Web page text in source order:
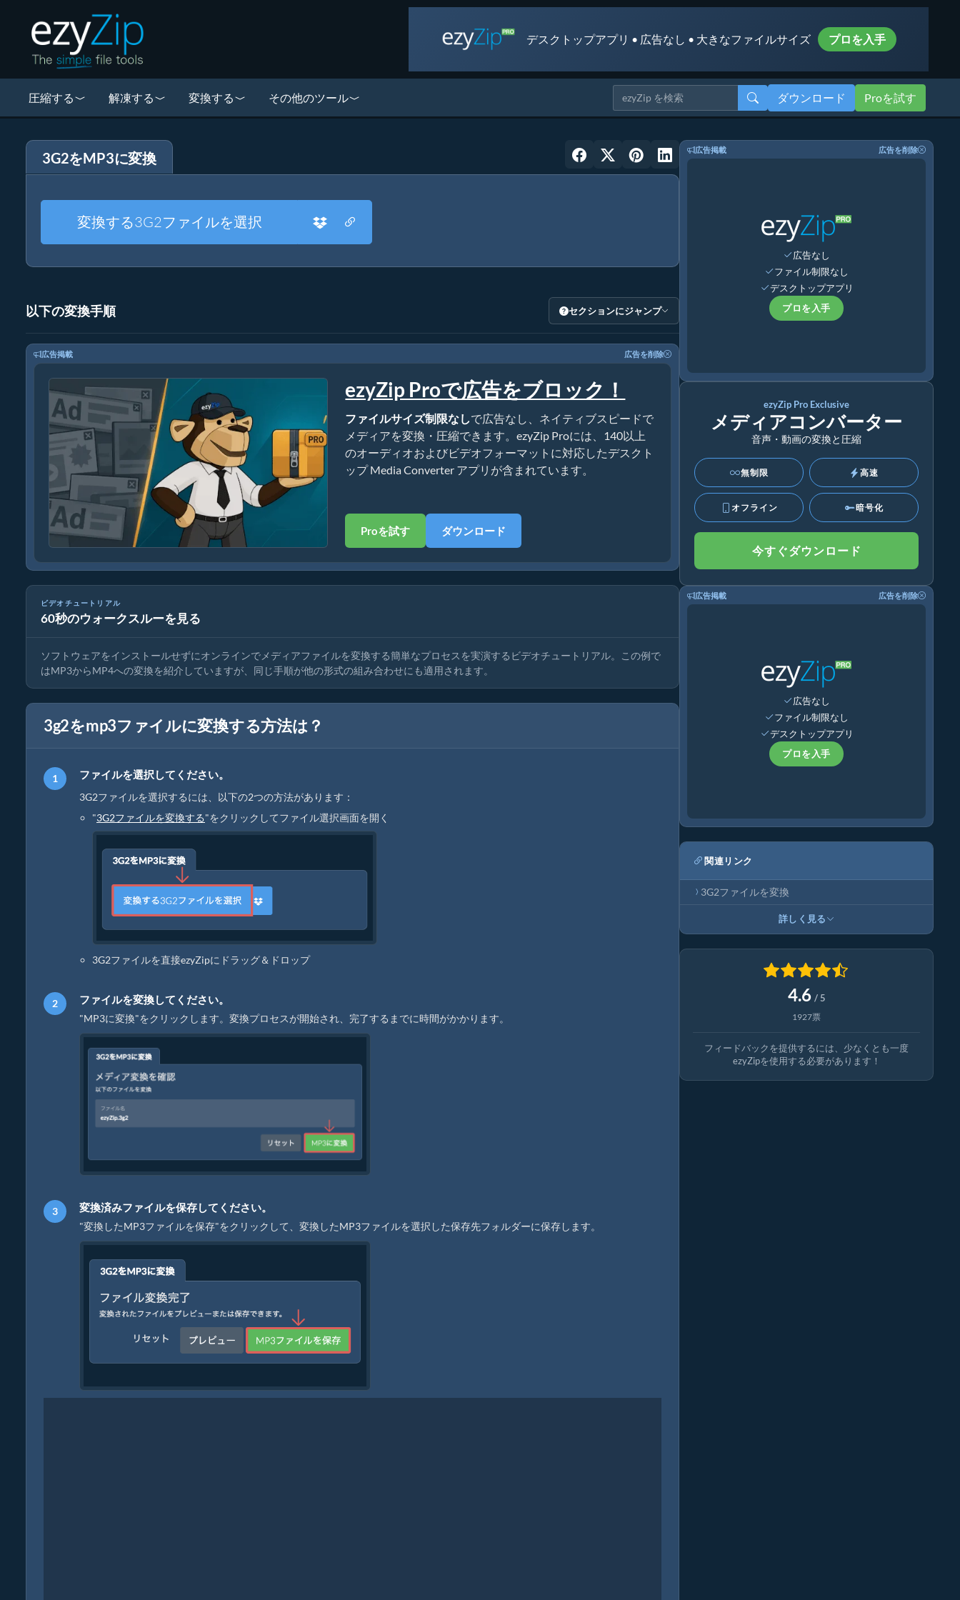
デスクトップアプリ • 広告なし • 大きなファイルサイズ プロを入手
圧縮する 解凍する 変換する その他のツール ダウンロード Proを試す
3G2をMP3に変換
変換する3G2ファイルを選択
以下の変換手順 セクションにジャンプ
広告掲載 広告を削除
ezyZip Proで広告をブロック！
ファイルサイズ制限なしで広告なし、ネイティブスピードで
メディアを変換・圧縮できます。ezyZip Proには、140以上
のオーディオおよびビデオフォーマットに対応したデスクト
ップ Media Converter アプリが含まれています。
Proを試す ダウンロード
ビデオチュートリアル
60秒のウォークスルーを見る
メディアファイルの変換方法
ソフトウェアをインストールせずにオンラインでメディアファイルを変換する簡単なプロセスを実演するビデオチュートリアル。この例で
はMP3からMP4への変換を紹介していますが、同じ手順が他の形式の組み合わせにも適用されます。
3g2をmp3ファイルに変換する方法は？
ファイルを選択してください。
3G2ファイルを選択するには、以下の2つの方法があります：
"3G2ファイルを変換する"をクリックしてファイル選択画面を開く
3G2ファイルを直接ezyZipにドラッグ＆ドロップ
ファイルを変換してください。
"MP3に変換"をクリックします。変換プロセスが開始され、完了するまでに時間がかかります。
変換済みファイルを保存してください。
"変換したMP3ファイルを保存"をクリックして、変換したMP3ファイルを選択した保存先フォルダーに保存します。
広告掲載 広告を削除
広告なし
ファイル制限なし
デスクトップアプリ
プロを入手
ezyZip Pro Exclusive
メディアコンバーター
音声・動画の変換と圧縮
無制限 高速
オフライン 暗号化
今すぐダウンロード
広告掲載 広告を削除
広告なし
ファイル制限なし
デスクトップアプリ
プロを入手
関連リンク
3G2ファイルを変換
詳しく見る
4.6 / 5
1927票
フィードバックを提供するには、少なくとも一度
ezyZipを使用する必要があります！